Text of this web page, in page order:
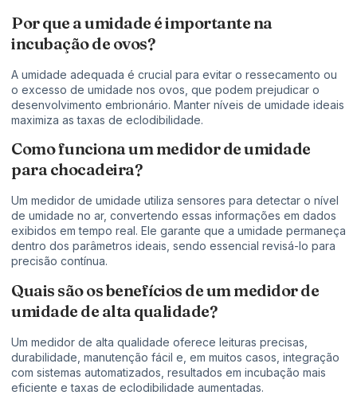
Por que a umidade é importante na
incubação de ovos?
A umidade adequada é crucial para evitar o ressecamento ou
o excesso de umidade nos ovos, que podem prejudicar o
desenvolvimento embrionário. Manter níveis de umidade ideais
maximiza as taxas de eclodibilidade.
Como funciona um medidor de umidade
para chocadeira?
Um medidor de umidade utiliza sensores para detectar o nível
de umidade no ar, convertendo essas informações em dados
exibidos em tempo real. Ele garante que a umidade permaneça
dentro dos parâmetros ideais, sendo essencial revisá-lo para
precisão contínua.
Quais são os benefícios de um medidor de
umidade de alta qualidade?
Um medidor de alta qualidade oferece leituras precisas,
durabilidade, manutenção fácil e, em muitos casos, integração
com sistemas automatizados, resultados em incubação mais
eficiente e taxas de eclodibilidade aumentadas.